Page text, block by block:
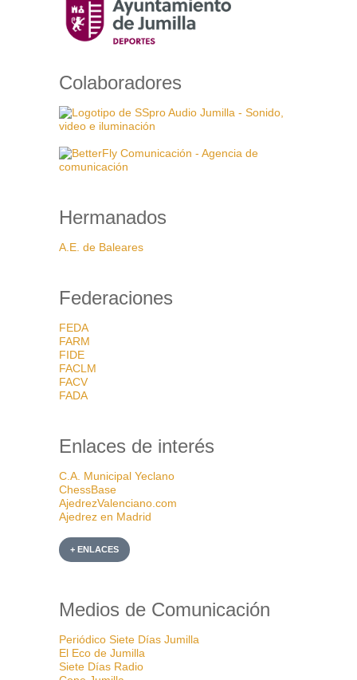
Colaboradores
Hermanados
A.E. de Baleares
Federaciones
FEDA
FARM
FIDE
FACLM
FACV
FADA
Enlaces de interés
C.A. Municipal Yeclano
ChessBase
AjedrezValenciano.com
Ajedrez en Madrid
+ ENLACES
Medios de Comunicación
Periódico Siete Días Jumilla
El Eco de Jumilla
Siete Días Radio